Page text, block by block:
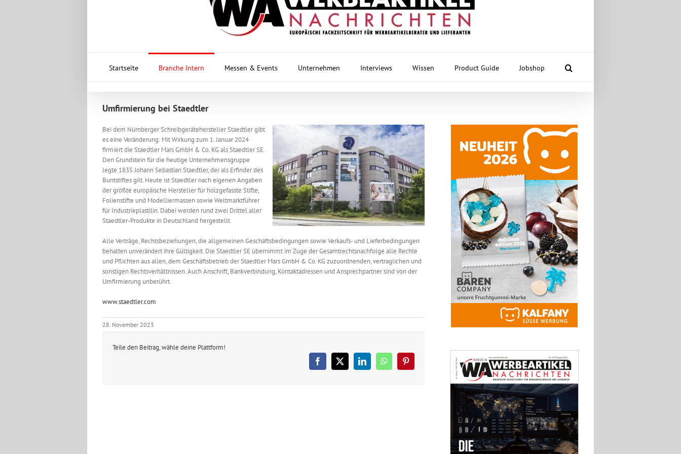
Startseite Branche Intern Messen & Events Unternehmen Interviews Wissen Product Guide Jobshop
Umfirmierung bei Staedtler
Bei dem Nürnberger Schreibgerätehersteller Staedtler gibt
es eine Veränderung: Mit Wirkung zum 1. Januar 2024
firmiert die Staedtler Mars GmbH & Co. KG als Staedtler SE.
Den Grundstein für die heutige Unternehmensgruppe
legte 1835 Johann Sebastian Staedtler, der als Erfinder des
Buntstiftes gilt. Heute ist Staedtler nach eigenen Angaben
der größte europäische Hersteller für holzgefasste Stifte,
Folienstifte und Modelliermassen sowie Weltmarktführer
für Industrieplastilin. Dabei werden rund zwei Drittel aller
Staedtler-Produkte in Deutschland hergestellt.
Alle Verträge, Rechtsbeziehungen, die allgemeinen Geschäftsbedingungen sowie Verkaufs- und Lieferbedingungen
behalten unverändert ihre Gültigkeit. Die Staedtler SE übernimmt im Zuge der Gesamtrechtsnachfolge alle Rechte
und Pflichten aus allen, dem Geschäftsbetrieb der Staedtler Mars GmbH & Co. KG zuzuordnenden, vertraglichen und
sonstigen Rechtsverhältnissen. Auch Anschrift, Bankverbindung, Kontaktadressen und Ansprechpartner sind von der
Umfirmierung unberührt.
www.staedtler.com
28. November 2023
Teile den Beitrag, wähle deine Plattform!
Facebook
X LinkedInWhatsAppPinterest